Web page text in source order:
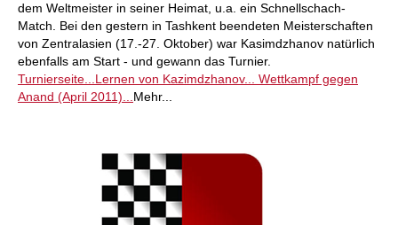
dem Weltmeister in seiner Heimat, u.a. ein Schnellschach-
Match. Bei den gestern in Tashkent beendeten Meisterschaften
von Zentralasien (17.-27. Oktober) war Kasimdzhanov natürlich
ebenfalls am Start - und gewann das Turnier.
Turnierseite... Lernen von Kazimdzhanov...
Wettkampf gegen
Anand (April 2011)... Mehr...